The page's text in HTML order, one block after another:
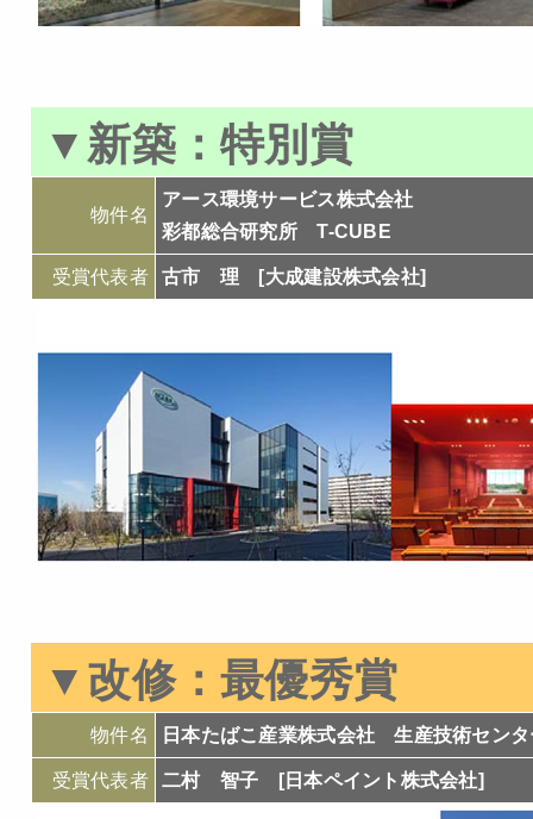
▼ 新築：特別賞
物件名
アース環境サービス株式会社
彩都総合研究所 T-CUBE
受賞代表者 古市 理 [大成建設株式会社]
▼ 改修：最優秀賞
物件名 日本たばこ産業株式会社 生産技術センタ
受賞代表者 二村 智子 [日本ペイント株式会社]